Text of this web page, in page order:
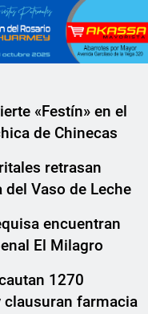
«Festín» en el
de Chinecas
retrasan
Vaso de Leche
encuentran
El Milagro
1270
farmacia